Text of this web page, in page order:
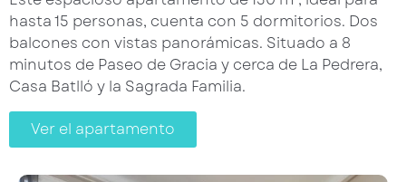
hasta 15 personas, cuenta con 5 dormitorios. Dos
balcones con vistas panorámicas. Situado a 8
minutos de Paseo de Gracia y cerca de La Pedrera,
Casa Batlló y la Sagrada Familia.
Ver el apartamento